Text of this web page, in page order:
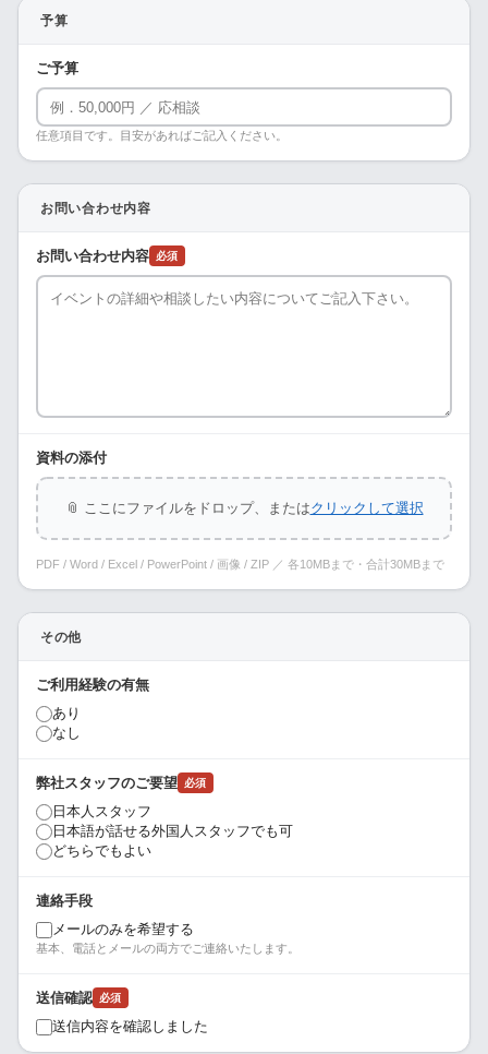
予算
ご予算
任意項目です。目安があればご記入ください。
お問い合わせ内容
お問い合わせ内容 必須
資料の添付
📎 ここにファイルをドロップ、またはクリックして選択
PDF / Word / Excel / PowerPoint / 画像 / ZIP ／ 各10MBまで・合計30MBまで
その他
ご利用経験の有無
あり
なし
弊社スタッフのご要望 必須
日本人スタッフ
日本語が話せる外国人スタッフでも可
どちらでもよい
連絡手段
メールのみを希望する
基本、電話とメールの両方でご連絡いたします。
送信確認 必須
送信内容を確認しました